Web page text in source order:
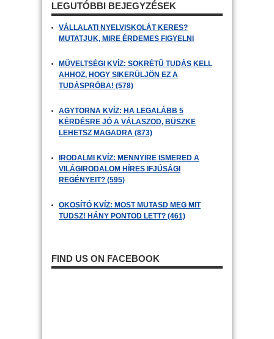
LEGUTÓBBI BEJEGYZÉSEK
VÁLLALATI NYELVISKOLÁT KERES?
MUTATJUK, MIRE ÉRDEMES FIGYELNI
MŰVELTSÉGI KVÍZ: SOKRÉTŰ TUDÁS KELL
AHHOZ, HOGY SIKERÜLJÖN EZ A
TUDÁSPRÓBA! (578)
AGYTORNA KVÍZ: HA LEGALÁBB 5
KÉRDÉSRE JÓ A VÁLASZOD, BÜSZKE
LEHETSZ MAGADRA (873)
IRODALMI KVÍZ: MENNYIRE ISMERED A
VILÁGIRODALOM HÍRES IFJÚSÁGI
REGÉNYEIT? (595)
OKOSÍTÓ KVÍZ: MOST MUTASD MEG MIT
TUDSZ! HÁNY PONTOD LETT? (461)
FIND US ON FACEBOOK